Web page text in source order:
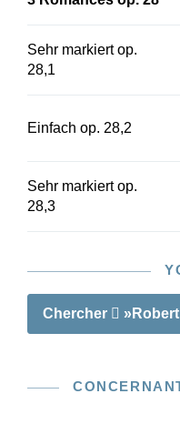
Sehr markiert op.
28,1
Einfach op. 28,2
Sehr markiert op.
28,3
Chercher